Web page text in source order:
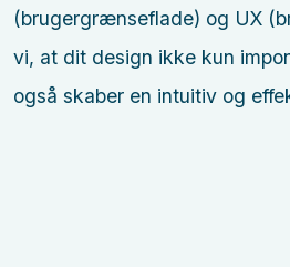
(brugergrænseflade) og UX
vi, at dit design ikke kun
også skaber en intuitiv og